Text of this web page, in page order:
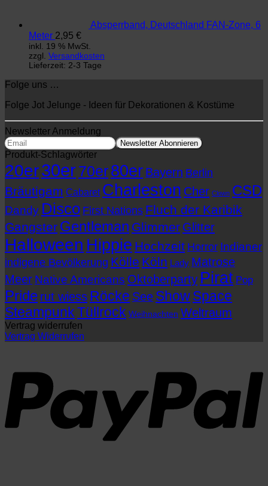
Absperrband, Deutschland FAN-Zone, 6
Meter 2,95 €
inkl. 19 % MwSt.
zzgl. Versandkosten
Lieferzeit: 2-3 Tage
Folge uns …
Folge Jot Jelunge - Ideen für Dekorationen & Kostüme
Newsletter Anmeldung
Produkt-Schlagwörter
20er30er70er80er Bayern Berlin
Bräutigam Cabaret Charleston Cher Clown CSD
Dandy Disco First Nations Fluch der Karibik
Gangster Gentleman Glimmer Glitter
Halloween Hippie Hochzeit Horror Indianer
indigene Bevölkerung Kölle Köln Lady Matrose
Meer Native Americans Oktoberparty Pirat Pop
Pride rut wiess Röcke See ShowSpace
SteampunkTüllrock Weihnachten Weltraum
Vertrag widerrufen
Vertrag Widerrufen